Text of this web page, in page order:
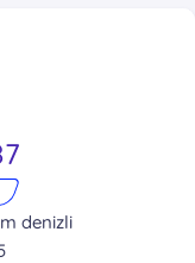
denizli